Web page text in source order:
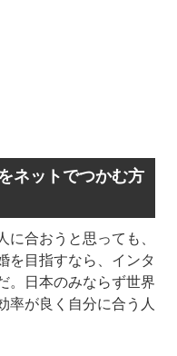
ネットでつかむ方
合おうと思っても、
を目指すなら、インタ
。日本のみならず世界
率が良く自分に合う人